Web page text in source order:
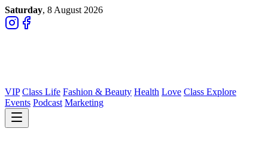
Saturday, 8 August 2026
VIP Class Life Fashion & Beauty Health Love Class Explore
Events Podcast Marketing